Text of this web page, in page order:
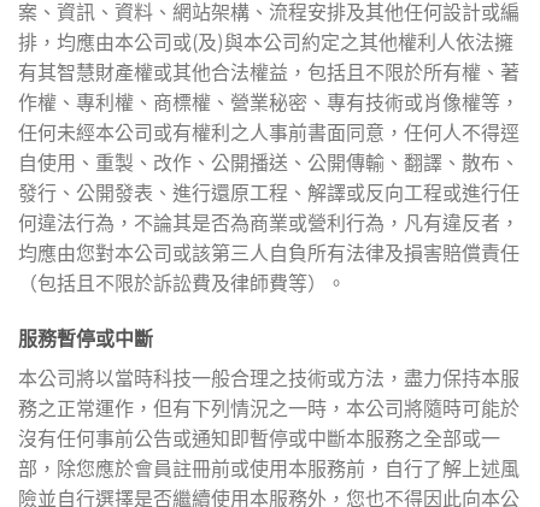
案、資訊、資料、網站架構、流程安排及其他任何設計或編
排，均應由本公司或(及)與本公司約定之其他權利人依法擁
有其智慧財產權或其他合法權益，包括且不限於所有權、著
作權、專利權、商標權、營業秘密、專有技術或肖像權等，
任何未經本公司或有權利之人事前書面同意，任何人不得逕
自使用、重製、改作、公開播送、公開傳輸、翻譯、散布、
發行、公開發表、進行還原工程、解譯或反向工程或進行任
何違法行為，不論其是否為商業或營利行為，凡有違反者，
均應由您對本公司或該第三人自負所有法律及損害賠償責任
（包括且不限於訴訟費及律師費等）。
服務暫停或中斷
本公司將以當時科技一般合理之技術或方法，盡力保持本服
務之正常運作，但有下列情況之一時，本公司將隨時可能於
沒有任何事前公告或通知即暫停或中斷本服務之全部或一
部，除您應於會員註冊前或使用本服務前，自行了解上述風
險並自行選擇是否繼續使用本服務外，您也不得因此向本公